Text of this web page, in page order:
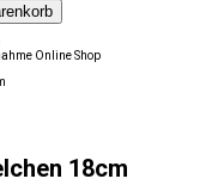
Online Shop
18cm